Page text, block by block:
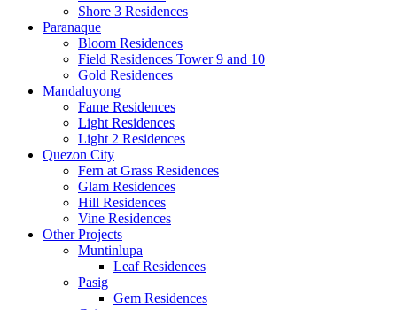
Shore 3 Residences
Paranaque
Bloom Residences
Field Residences Tower 9 and 10
Gold Residences
Mandaluyong
Fame Residences
Light Residences
Light 2 Residences
Quezon City
Fern at Grass Residences
Glam Residences
Hill Residences
Vine Residences
Other Projects
Muntinlupa
Leaf Residences
Pasig
Gem Residences